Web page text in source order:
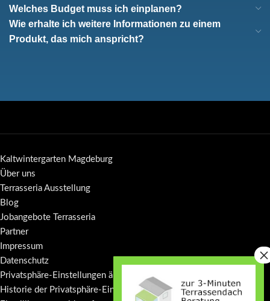
Welches Budget muss ich einplanen?
Wie erhalte ich weitere Informationen zu einem
Produkt, das mich anspricht?
Kaltwintergarten Magdeburg
Über uns
Terrasseria Ausstellung
Blog
Jobangebote Terrasseria
Partner
Impressum
Datenschutz
Privatsphäre-Einstellungen ändern
Historie der Privatsphäre-Einstellungen